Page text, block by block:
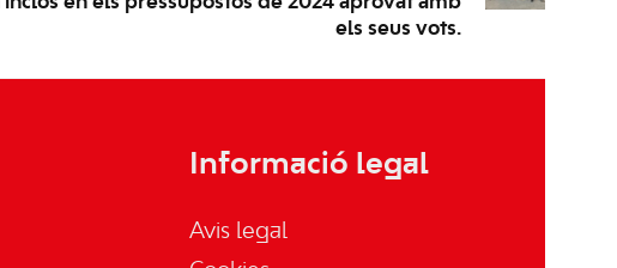
els seus vots.
Informació legal
Avis legal